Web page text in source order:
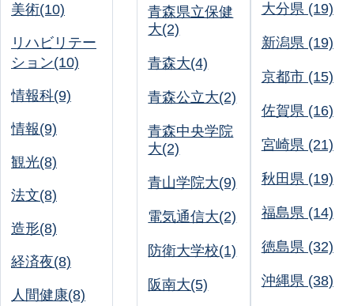
美術(10)
リハビリテー
ション(10)
情報科(9)
情報(9)
観光(8)
法文(8)
造形(8)
経済夜(8)
人間健康(8)
青森県立保健
大(2)
青森大(4)
青森公立大(2)
青森中央学院
大(2)
青山学院大(9)
電気通信大(2)
防衛大学校(1)
阪南大(5)
大分県 (19)
新潟県 (19)
京都市 (15)
佐賀県 (16)
宮崎県 (21)
秋田県 (19)
福島県 (14)
徳島県 (32)
沖縄県 (38)